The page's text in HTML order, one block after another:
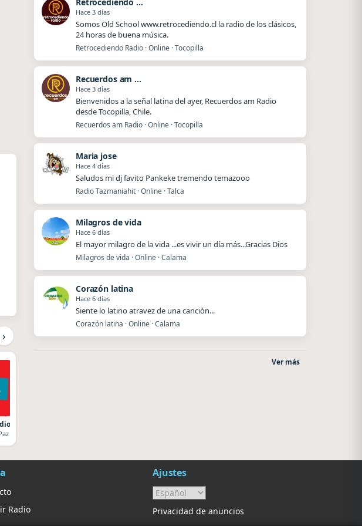
›
Hace 3 días
Somos Old School www.retrocediendo.cl la radio de los clásicos,
24 horas de buena música.
Retrocediendo Radio · Online · Tocopilla
Recuerdos am Radio
Hace 3 días
Bienvenidos a la señal latina del ayer, Recuerdos am Radio
desde Tocopilla, Chile.
Recuerdos am Radio · Online · Tocopilla
Maria jose
Hace 4 días
Saludos mi dj favito Pankeke tremendo temazooo
Radio Tazmaniahit · Online · Talca
Milagros de vida
Hace 6 días
El mayor milagro de la vida ...es vivir un día más...Gracias Dios
Milagros de vida · Online · Calama
Corazón latina
Hace 6 días
Siente lo latino atravez de una canción...
Corazón latina · Online · Calama
Ver más
Radio
Ajustes
Privacidad de anuncios